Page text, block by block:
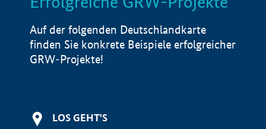
Auf der folgenden Deutschlandkarte
finden Sie konkrete Beispiele erfolgreicher
GRW-Projekte!
LOS GEHT'S